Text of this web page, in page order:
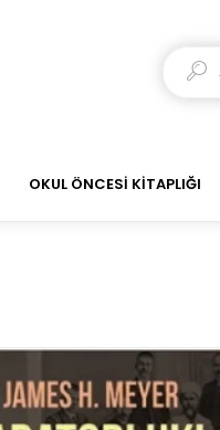
Saat 11:00'a kadar
OKUL ÖNCESİ KİTAPLIĞI